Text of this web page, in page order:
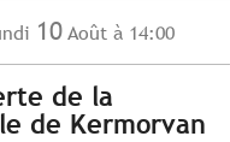
10 Août à 14:00
de la
de Kermorvan